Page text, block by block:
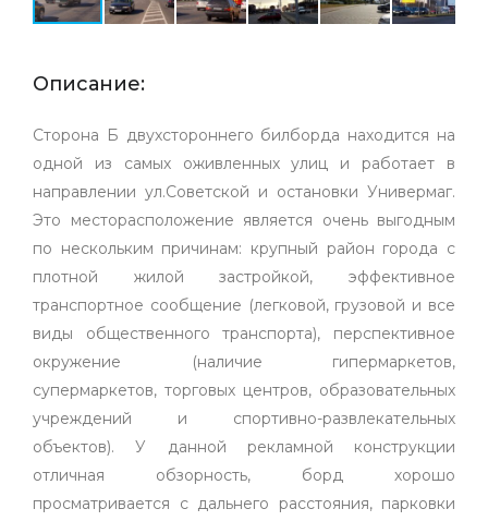
Описание:
Сторона Б двухстороннего билборда находится на
одной из самых оживленных улиц и работает в
направлении ул.Советской и остановки Универмаг.
Это месторасположение является очень выгодным
по нескольким причинам: крупный район города с
плотной жилой застройкой, эффективное
транспортное сообщение (легковой, грузовой и все
виды общественного транспорта), перспективное
окружение (наличие гипермаркетов,
супермаркетов, торговых центров, образовательных
учреждений и спортивно-развлекательных
объектов). У данной рекламной конструкции
отличная обзорность, борд хорошо
просматривается с дальнего расстояния, парковки